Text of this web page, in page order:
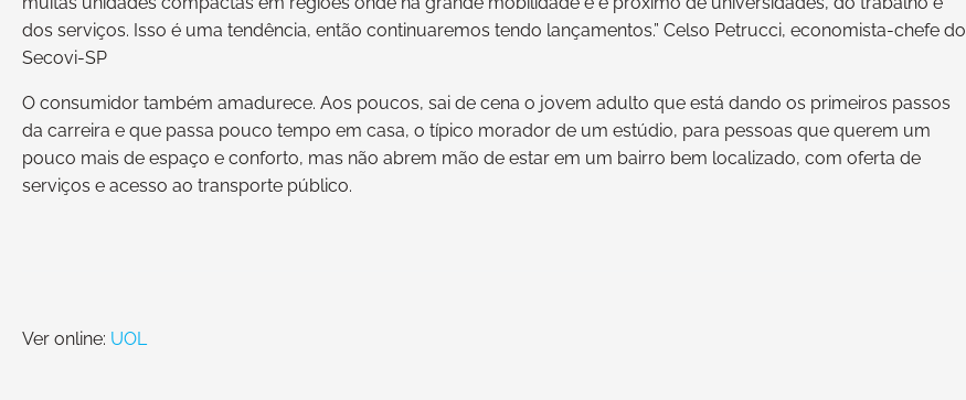
dos serviços. Isso é uma tendência, então continuaremos tendo lançamentos.” Celso Petrucci, economista-chefe do
Secovi-SP
O consumidor também amadurece. Aos poucos, sai de cena o jovem adulto que está dando os primeiros passos
da carreira e que passa pouco tempo em casa, o típico morador de um estúdio, para pessoas que querem um
pouco mais de espaço e conforto, mas não abrem mão de estar em um bairro bem localizado, com oferta de
serviços e acesso ao transporte público.
Ver online: UOL